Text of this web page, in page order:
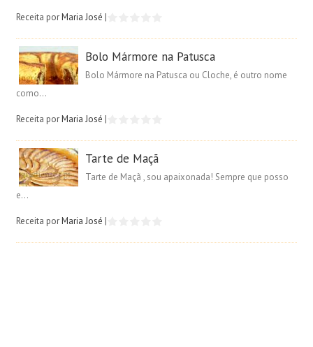
Receita porMaria José |
Bolo Mármore na Patusca
Bolo Mármore na Patusca ou Cloche, é outro nome
como...
Receita porMaria José |
Tarte de Maçã
Tarte de Maçã , sou apaixonada! Sempre que posso
e...
Receita porMaria José |